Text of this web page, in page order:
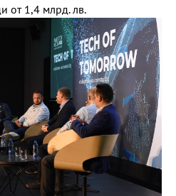
от 1,4 млрд. лв.